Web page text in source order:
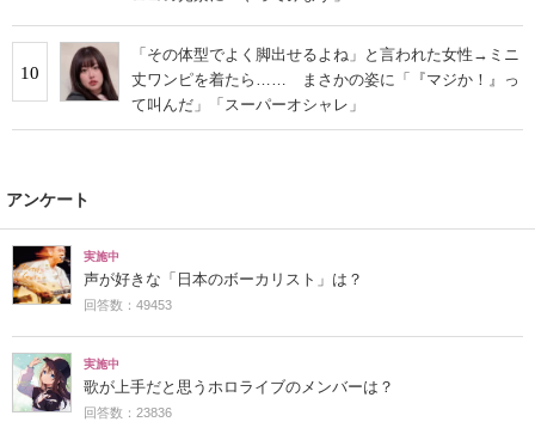
10
「その体型でよく脚出せるよね」と言われた女性→ミニ
丈ワンピを着たら…… まさかの姿に「『マジか！』っ
て叫んだ」「スーパーオシャレ」
アンケート
実施中
声が好きな「日本のボーカリスト」は？
回答数：49453
実施中
歌が上手だと思うホロライブのメンバーは？
回答数：23836